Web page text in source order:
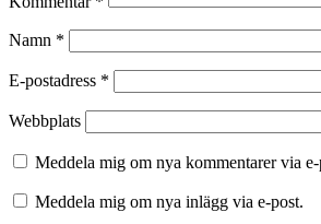
Namn *
E-postadress *
Webbplats
Meddela mig om nya kommentarer via e-
Meddela mig om nya inlägg via e-post.